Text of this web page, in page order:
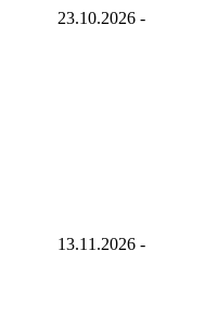
23.10.2026 -
13.11.2026 -